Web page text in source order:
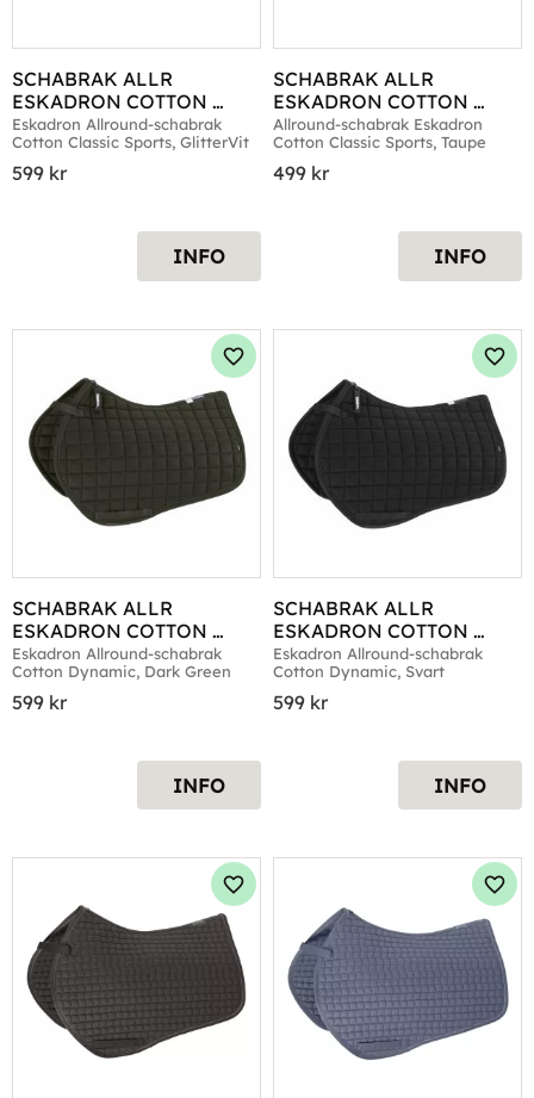
SCHABRAK ALLR
ESKADRON COTTON
CLASSIC SPORTS
GLITTERVIT
Eskadron Allround-schabrak
Cotton Classic Sports, GlitterVit
599 kr
INFO
SCHABRAK ALLR
ESKADRON COTTON
CLASSIC SPORTS TAUPE
Allround-schabrak Eskadron
Cotton Classic Sports, Taupe
499 kr
INFO
SCHABRAK ALLR
ESKADRON COTTON
DYNAMIC DARK GREEN
Eskadron Allround-schabrak
Cotton Dynamic, Dark Green
599 kr
Lägg till i favoriter
INFO
SCHABRAK ALLR
ESKADRON COTTON
DYNAMIC SVART
Eskadron Allround-schabrak
Cotton Dynamic, Svart
599 kr
INFO
Lägg till i favoriter